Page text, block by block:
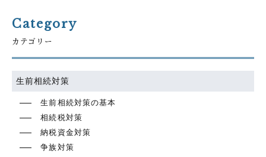
Category
カテゴリー
生前相続対策
生前相続対策の基本
相続税対策
納税資金対策
争族対策